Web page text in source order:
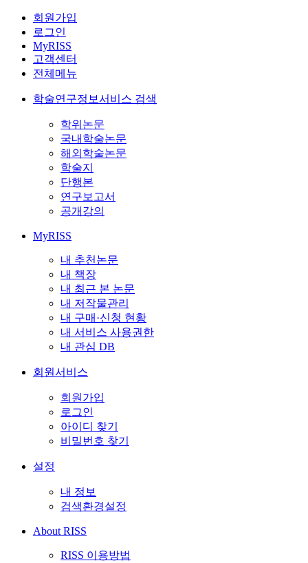
회원가입
로그인
MyRISS
고객센터
전체메뉴
학술연구정보서비스 검색
학위논문
국내학술논문
해외학술논문
학술지
단행본
연구보고서
공개강의
MyRISS
내 추천논문
내 책장
내 최근 본 논문
내 저작물관리
내 구매·신청 현황
내 서비스 사용권한
내 관심 DB
회원서비스
회원가입
로그인
아이디 찾기
비밀번호 찾기
설정
내 정보
검색환경설정
About RISS
RISS 이용방법